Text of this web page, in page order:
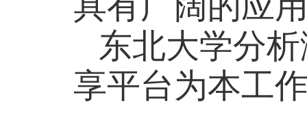
东北大学分
享平台为本工